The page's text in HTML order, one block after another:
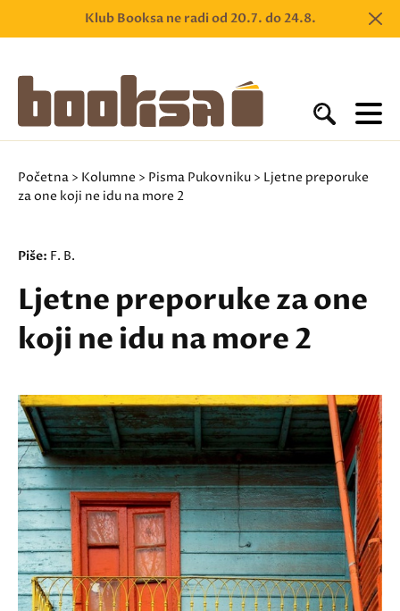
Klub Booksa ne radi od 20.7. do 24.8.
Početna > Kolumne > Pisma Pukovniku > Ljetne preporuke
za one koji ne idu na more 2
Piše: F. B.
Ljetne preporuke za one
koji ne idu na more 2